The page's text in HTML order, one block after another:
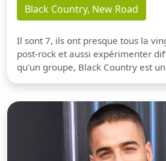
Black Country, New Road
Il sont 7, ils ont presque tous la
post-rock et aussi expérimenter
qu'un groupe, Black Country est